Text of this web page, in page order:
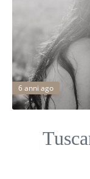
6 anni ago